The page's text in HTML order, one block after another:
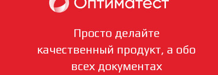
Просто делайте
качественный продукт, а обо
всех документах